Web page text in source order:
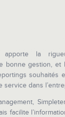
organisation,
notre commerce
et
Simpleter.
apporte la
bonne gestion, et
souhaités
service dans
facilite